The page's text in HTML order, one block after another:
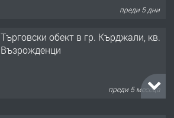
преди 5 дни
Tърговски обект в гр. Кърджали, кв.
Възрожденци
преди 5 месеца